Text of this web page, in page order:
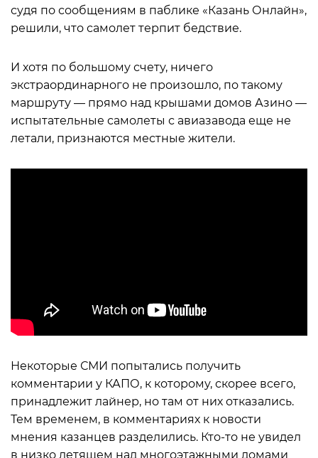
судя по сообщениям в паблике «Казань Онлайн»,
решили, что самолет терпит бедствие.
И хотя по большому счету, ничего
экстраординарного не произошло, по такому
маршруту — прямо над крышами домов Азино —
испытательные самолеты с авиазавода еще не
летали, признаются местные жители.
Некоторые СМИ попытались получить
комментарии у КАПО, к которому, скорее всего,
принадлежит лайнер, но там от них отказались.
Тем временем, в комментариях к новости
мнения казанцев разделились. Кто-то не увидел
в низко летящем над многоэтажными домами